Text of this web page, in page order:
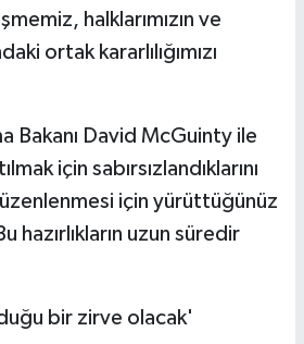
halklarımızın ve
ortak kararlılığımızı
Bakanı David McGuinty ile
için sabırsızlandıklarını
için yürüttüğünüz
hazırlıkların uzun süredir
bir zirve olacak'